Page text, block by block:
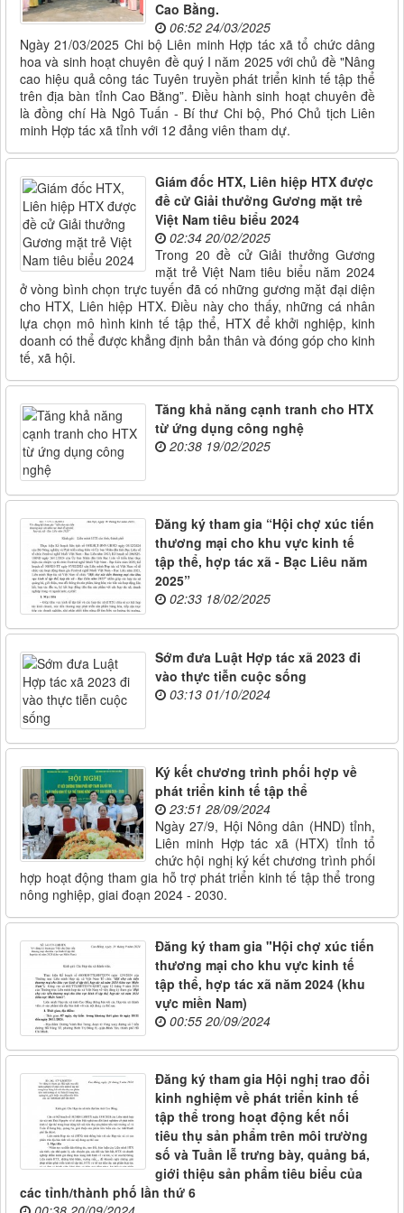
Cao Bằng.
06:52 24/03/2025
Ngày 21/03/2025 Chi bộ Liên minh Hợp tác xã tổ chức dâng
hoa và sinh hoạt chuyên đề quý I năm 2025 với chủ đề "Nâng
cao hiệu quả công tác Tuyên truyền phát triển kinh tế tập thể
trên địa bàn tỉnh Cao Bằng”. Điều hành sinh hoạt chuyên đề
là đồng chí Hà Ngô Tuấn - Bí thư Chi bộ, Phó Chủ tịch Liên
minh Hợp tác xã tỉnh với 12 đảng viên tham dự.
Giám đốc HTX, Liên hiệp HTX được
đề cử Giải thưởng Gương mặt trẻ
Việt Nam tiêu biểu 2024
02:34 20/02/2025
Trong 20 đề cử Giải thưởng Gương
mặt trẻ Việt Nam tiêu biểu năm 2024
ở vòng bình chọn trực tuyến đã có những gương mặt đại diện
cho HTX, Liên hiệp HTX. Điều này cho thấy, những cá nhân
lựa chọn mô hình kinh tế tập thể, HTX để khởi nghiệp, kinh
doanh có thể được khẳng định bản thân và đóng góp cho kinh
tế, xã hội.
Tăng khả năng cạnh tranh cho HTX
từ ứng dụng công nghệ
20:38 19/02/2025
Đăng ký tham gia “Hội chợ xúc tiến
thương mại cho khu vực kinh tế
tập thể, hợp tác xã - Bạc Liêu năm
2025”
02:33 18/02/2025
Sớm đưa Luật Hợp tác xã 2023 đi
vào thực tiễn cuộc sống
03:13 01/10/2024
Ký kết chương trình phối hợp về
phát triển kinh tế tập thể
23:51 28/09/2024
Ngày 27/9, Hội Nông dân (HND) tỉnh,
Liên minh Hợp tác xã (HTX) tỉnh tổ
chức hội nghị ký kết chương trình phối
hợp hoạt động tham gia hỗ trợ phát triển kinh tế tập thể trong
nông nghiệp, giai đoạn 2024 - 2030.
Đăng ký tham gia "Hội chợ xúc tiến
thương mại cho khu vực kinh tế
tập thể, hợp tác xã năm 2024 (khu
vực miền Nam)
00:55 20/09/2024
Đăng ký tham gia Hội nghị trao đổi
kinh nghiệm về phát triển kinh tế
tập thể trong hoạt động kết nối
tiêu thụ sản phẩm trên môi trường
số và Tuần lễ trưng bày, quảng bá,
giới thiệu sản phẩm tiêu biểu của
các tỉnh/thành phố lần thứ 6